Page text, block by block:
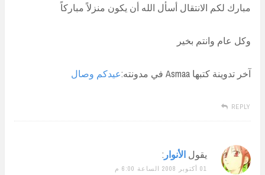
مبارك لكم الانتقال أسأل الله أن يكون منزلاً مباركاً
وكل عام وانتم بخير
آخر تدوينة كتبها Asmaa في مدونته: عيدكم وصال
REPLY
يقول الأنوار :
01 أكتوبر 2008 الساعة 6:00 م